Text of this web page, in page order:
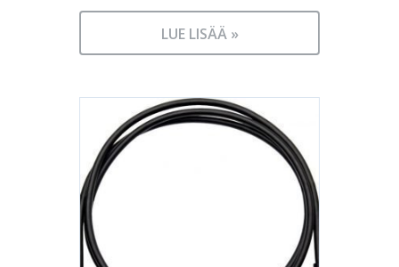
LUE LISÄÄ »